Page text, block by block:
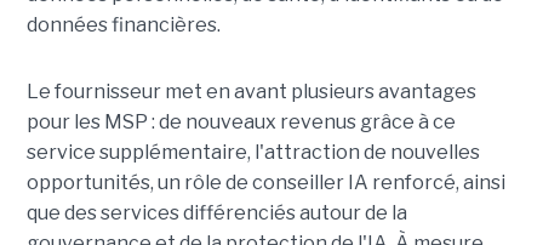
données financières.
Le fournisseur met en avant plusieurs avantages
pour les MSP : de nouveaux revenus grâce à ce
service supplémentaire, l'attraction de nouvelles
opportunités, un rôle de conseiller IA renforcé, ainsi
que des services différenciés autour de la